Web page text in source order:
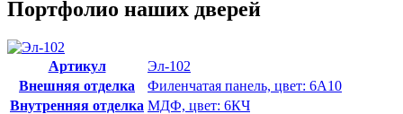
Портфолио наших дверей
Артикул
Эл-102
Внешняя отделка
Филенчатая панель, цвет: 6А10
Внутренняя отделка МДФ, цвет: 6КЧ